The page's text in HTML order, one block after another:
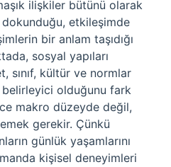
ilişkiler bütünü olarak
etkileşimde
bir anlam taşıdığı
sosyal yapıları
sınıf, kültür ve normlar
olduğunu fark
makro düzeyde değil,
gerekir. Çünkü
günlük yaşamlarını
kişisel deneyimleri